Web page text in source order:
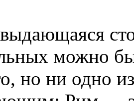
можно
но ни одно